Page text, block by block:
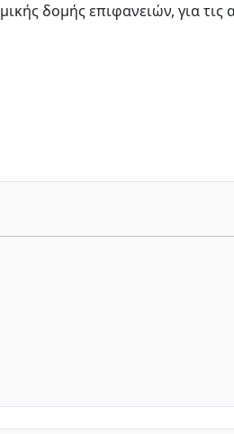
δομής επιφανειών, για